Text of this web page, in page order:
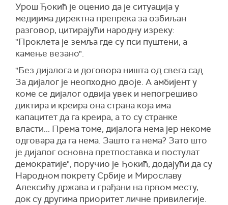
Урош Ђокић је оценио да је ситуација у
медијима директна препрека за озбиљан
разговор, цитирајући народну изреку:
"Проклета је земља где су пси пуштени, а
камење везано".
"Без дијалога и договора ништа од свега сад.
За дијалог је неопходно двоје. А амбијент у
коме се дијалог одвија увек и непогрешиво
диктира и креира она страна која има
капацитет да га креира, а то су странке
власти... Према томе, дијалога нема јер некоме
одговара да га нема. Зашто га нема? Зато што
је дијалог основна претпоставка и постулат
демократије", поручио је Ђокић, додајући да су
Народном покрету Србије и Мирославу
Алексићу држава и грађани на првом месту,
док су другима приоритет личне привилегије.